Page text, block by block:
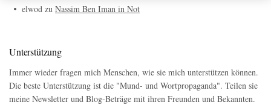
elwod zu Nassim Ben Iman in Not
Unterstützung
Immer wieder fragen mich Menschen, wie sie mich unterstützen können.
Die beste Unterstützung ist die "Mund- und Wortpropaganda". Teilen sie
meine Newsletter und Blog-Beträge mit ihren Freunden und Bekannten.